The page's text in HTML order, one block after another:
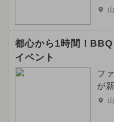
都心から1時間！BBQ
イベント
フ
が